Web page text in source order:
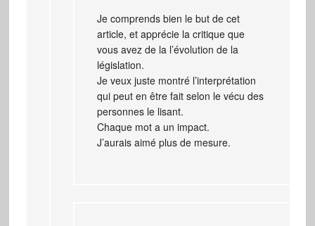
Je comprends bien le but de cet
article, et apprécie la critique que
vous avez de la l’évolution de la
législation.
Je veux juste montré l’interprétation
qui peut en être fait selon le vécu des
personnes le lisant.
Chaque mot a un impact.
J’aurais aimé plus de mesure.